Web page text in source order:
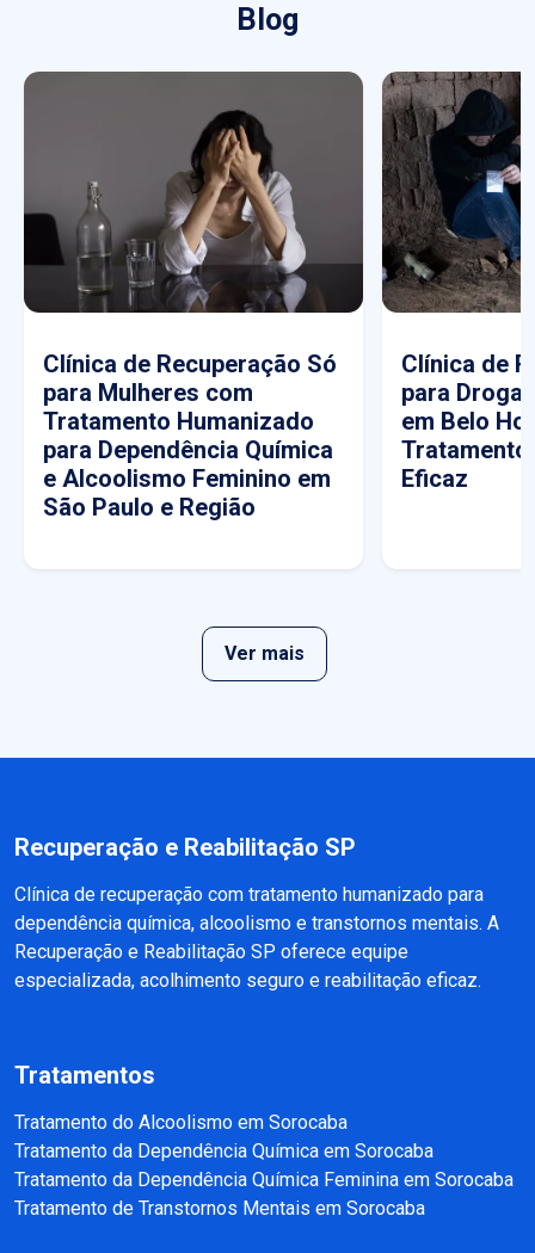
Blog
Clínica de Recuperação Só
para Mulheres com
Tratamento Humanizado
para Dependência Química
e Alcoolismo Feminino em
São Paulo e Região
Clínica de
para
em Belo
Tratamento
Eficaz
Ver mais
Recuperação e Reabilitação SP
Clínica de recuperação com tratamento humanizado para
dependência química, alcoolismo e transtornos mentais. A
Recuperação e Reabilitação SP oferece equipe
especializada, acolhimento seguro e reabilitação eficaz.
Tratamentos
Tratamento do Alcoolismo em Sorocaba
Tratamento da Dependência Química em Sorocaba
Tratamento da Dependência Química Feminina em Sorocaba
Tratamento de Transtornos Mentais em Sorocaba